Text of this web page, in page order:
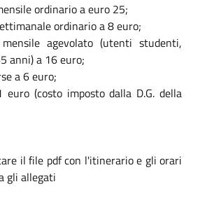
ordinario a euro 25;
ordinario a 8 euro;
agevolato (utenti studenti,
anni) a 16 euro;
a 6 euro;
(costo imposto dalla D.G. della
il file pdf con l'itinerario e gli orari
gli allegati